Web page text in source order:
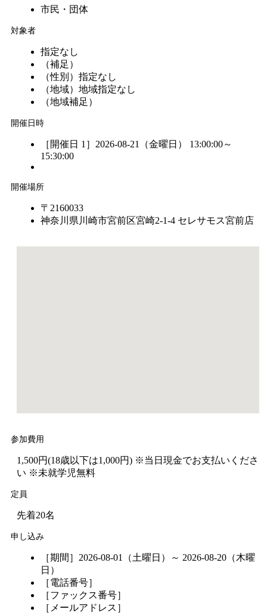
市民・団体
対象者
指定なし
（補足）
（性別） 指定なし
（地域） 地域指定なし
（地域補足）
開催日時
［開催日 1］2026-08-21（金曜日） 13:00:00～
15:30:00
開催場所
〒2160033
神奈川県川崎市宮前区宮崎2-1-4 セレサモス宮前店
参加費用
1,500円(18歳以下は1,000円) ※当日現金でお支払いくださ
い ※未就学児無料
定員
先着20名
申し込み
［期間］2026-08-01（土曜日）～ 2026-08-20（木曜
日）
［電話番号］
［ファックス番号］
［メールアドレス］